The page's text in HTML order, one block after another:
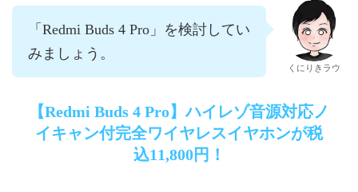
「Redmi Buds 4 Pro」を検討してい
みましょう。
くにりきラウ
【Redmi Buds 4 Pro】ハイレゾ音源対応ノ
イキャン付完全ワイヤレスイヤホンが税
込11,800円！